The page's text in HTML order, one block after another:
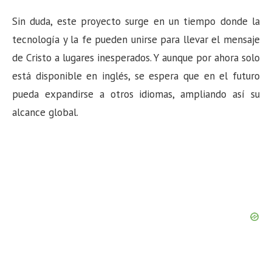
Sin duda, este proyecto surge en un tiempo donde la
tecnología y la fe pueden unirse para llevar el mensaje
de Cristo a lugares inesperados. Y aunque por ahora solo
está disponible en inglés, se espera que en el futuro
pueda expandirse a otros idiomas, ampliando así su
alcance global.